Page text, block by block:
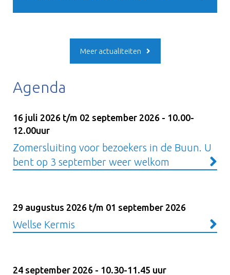
Meer actualiteiten
Agenda
16 juli 2026 t/m 02 september 2026 - 10.00-
12.00uur
Zomersluiting voor bezoekers in de Buun. U
bent op 3 september weer welkom
29 augustus 2026 t/m 01 september 2026
Wellse Kermis
24 september 2026 - 10.30-11.45 uur